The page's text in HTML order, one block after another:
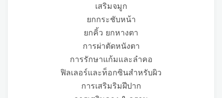
เสริมจมูก
ยกกระชับหน้า
ยกคิ้ว ยกหางตา
การผ่าตัดหนังตา
การรักษาแก้มและลำคอ
ฟิลเลอร์และท็อกซินสำหรับผิว
การเสริมริมฝีปาก